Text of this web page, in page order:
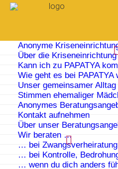
Anonyme
Über die Kriseneinrichtung
Kann ich zu PAPATYA
Wie geht es bei PAPATYA
Unser gemeinsamer Alltag
Stimmen ehemaliger
Anonymes
Kontakt aufnehmen
Über unser
Wir beraten …
… bei Zwangsverheiratung
… bei Kontrolle,
… wenn du dich anders